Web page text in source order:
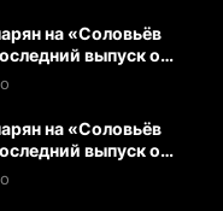
на «Соловьёв
выпуск от
на «Соловьёв
выпуск от